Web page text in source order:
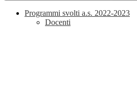
Programmi svolti a.s. 2022-2023
Docenti